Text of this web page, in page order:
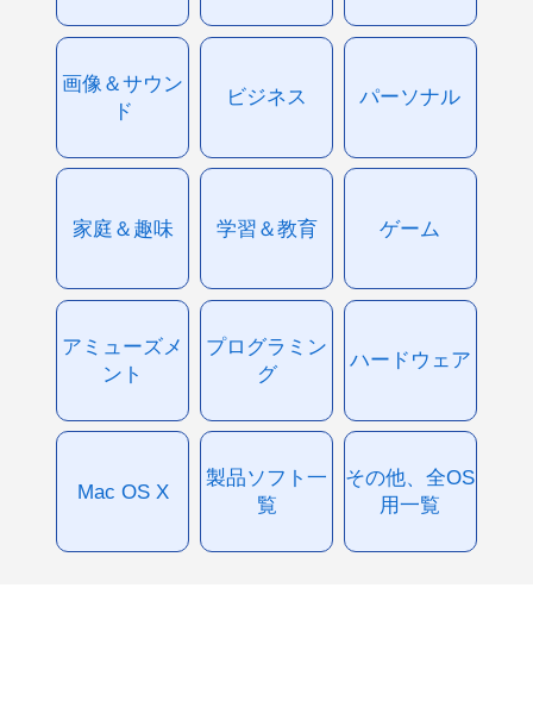
画像＆サウン
ド
ビジネス パーソナル
家庭＆趣味 学習＆教育 ゲーム
アミューズメ
ント
プログラミン
グ
ハードウェア
Mac OS X
製品ソフト一
覧
その他、全OS
用一覧